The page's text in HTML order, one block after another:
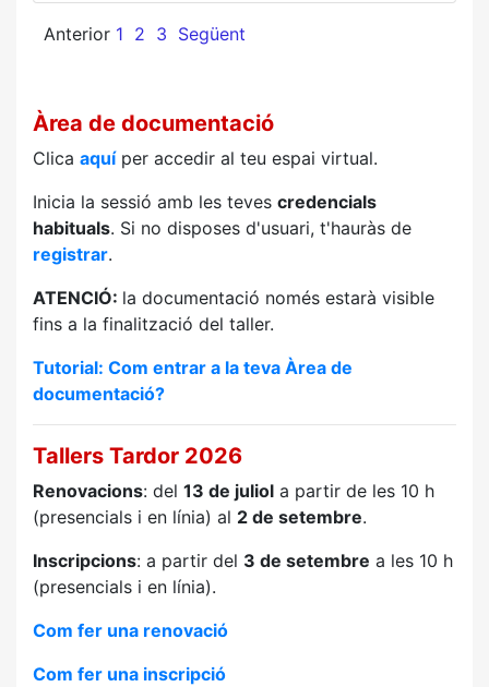
Anterior 1 2 3 Següent
Àrea de documentació
Clica aquíper accedir al teu espai virtual.
Inicia la sessió amb les teves credencials
habituals. Si no disposes d'usuari, t'hauràs de
registrar.
ATENCIÓ: la documentació només estarà visible
fins a la finalització del taller.
Tutorial: Com entrar a la teva Àrea de
documentació?
Tallers Tardor 2026
Renovacions: del 13 de juliol a partir de les 10 h
(presencials i en línia) al 2 de setembre.
Inscripcions: a partir del 3 de setembre a les 10 h
(presencials i en línia).
Com fer una renovació
Com fer una inscripció